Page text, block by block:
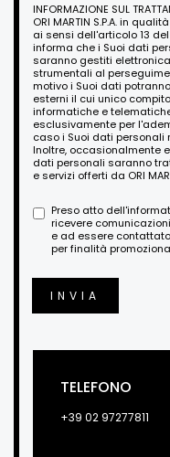
INFORMAZIONE SUL
ORI MARTIN S.P.A. in
ai sensi dell'articolo 13 del
informa che i Suoi dati
saranno gestiti
strumentali al
motivo i Suoi dati
esterni il cui unico
informatiche e
esclusivamente per
caso i Suoi dati personali
Inoltre, occasionalmente
dati personali saranno
e servizi offerti da ORI
Preso atto
ricevere
e ad essere contattato
per finalità
INVIA
TELEFONO
+39 02 97277811